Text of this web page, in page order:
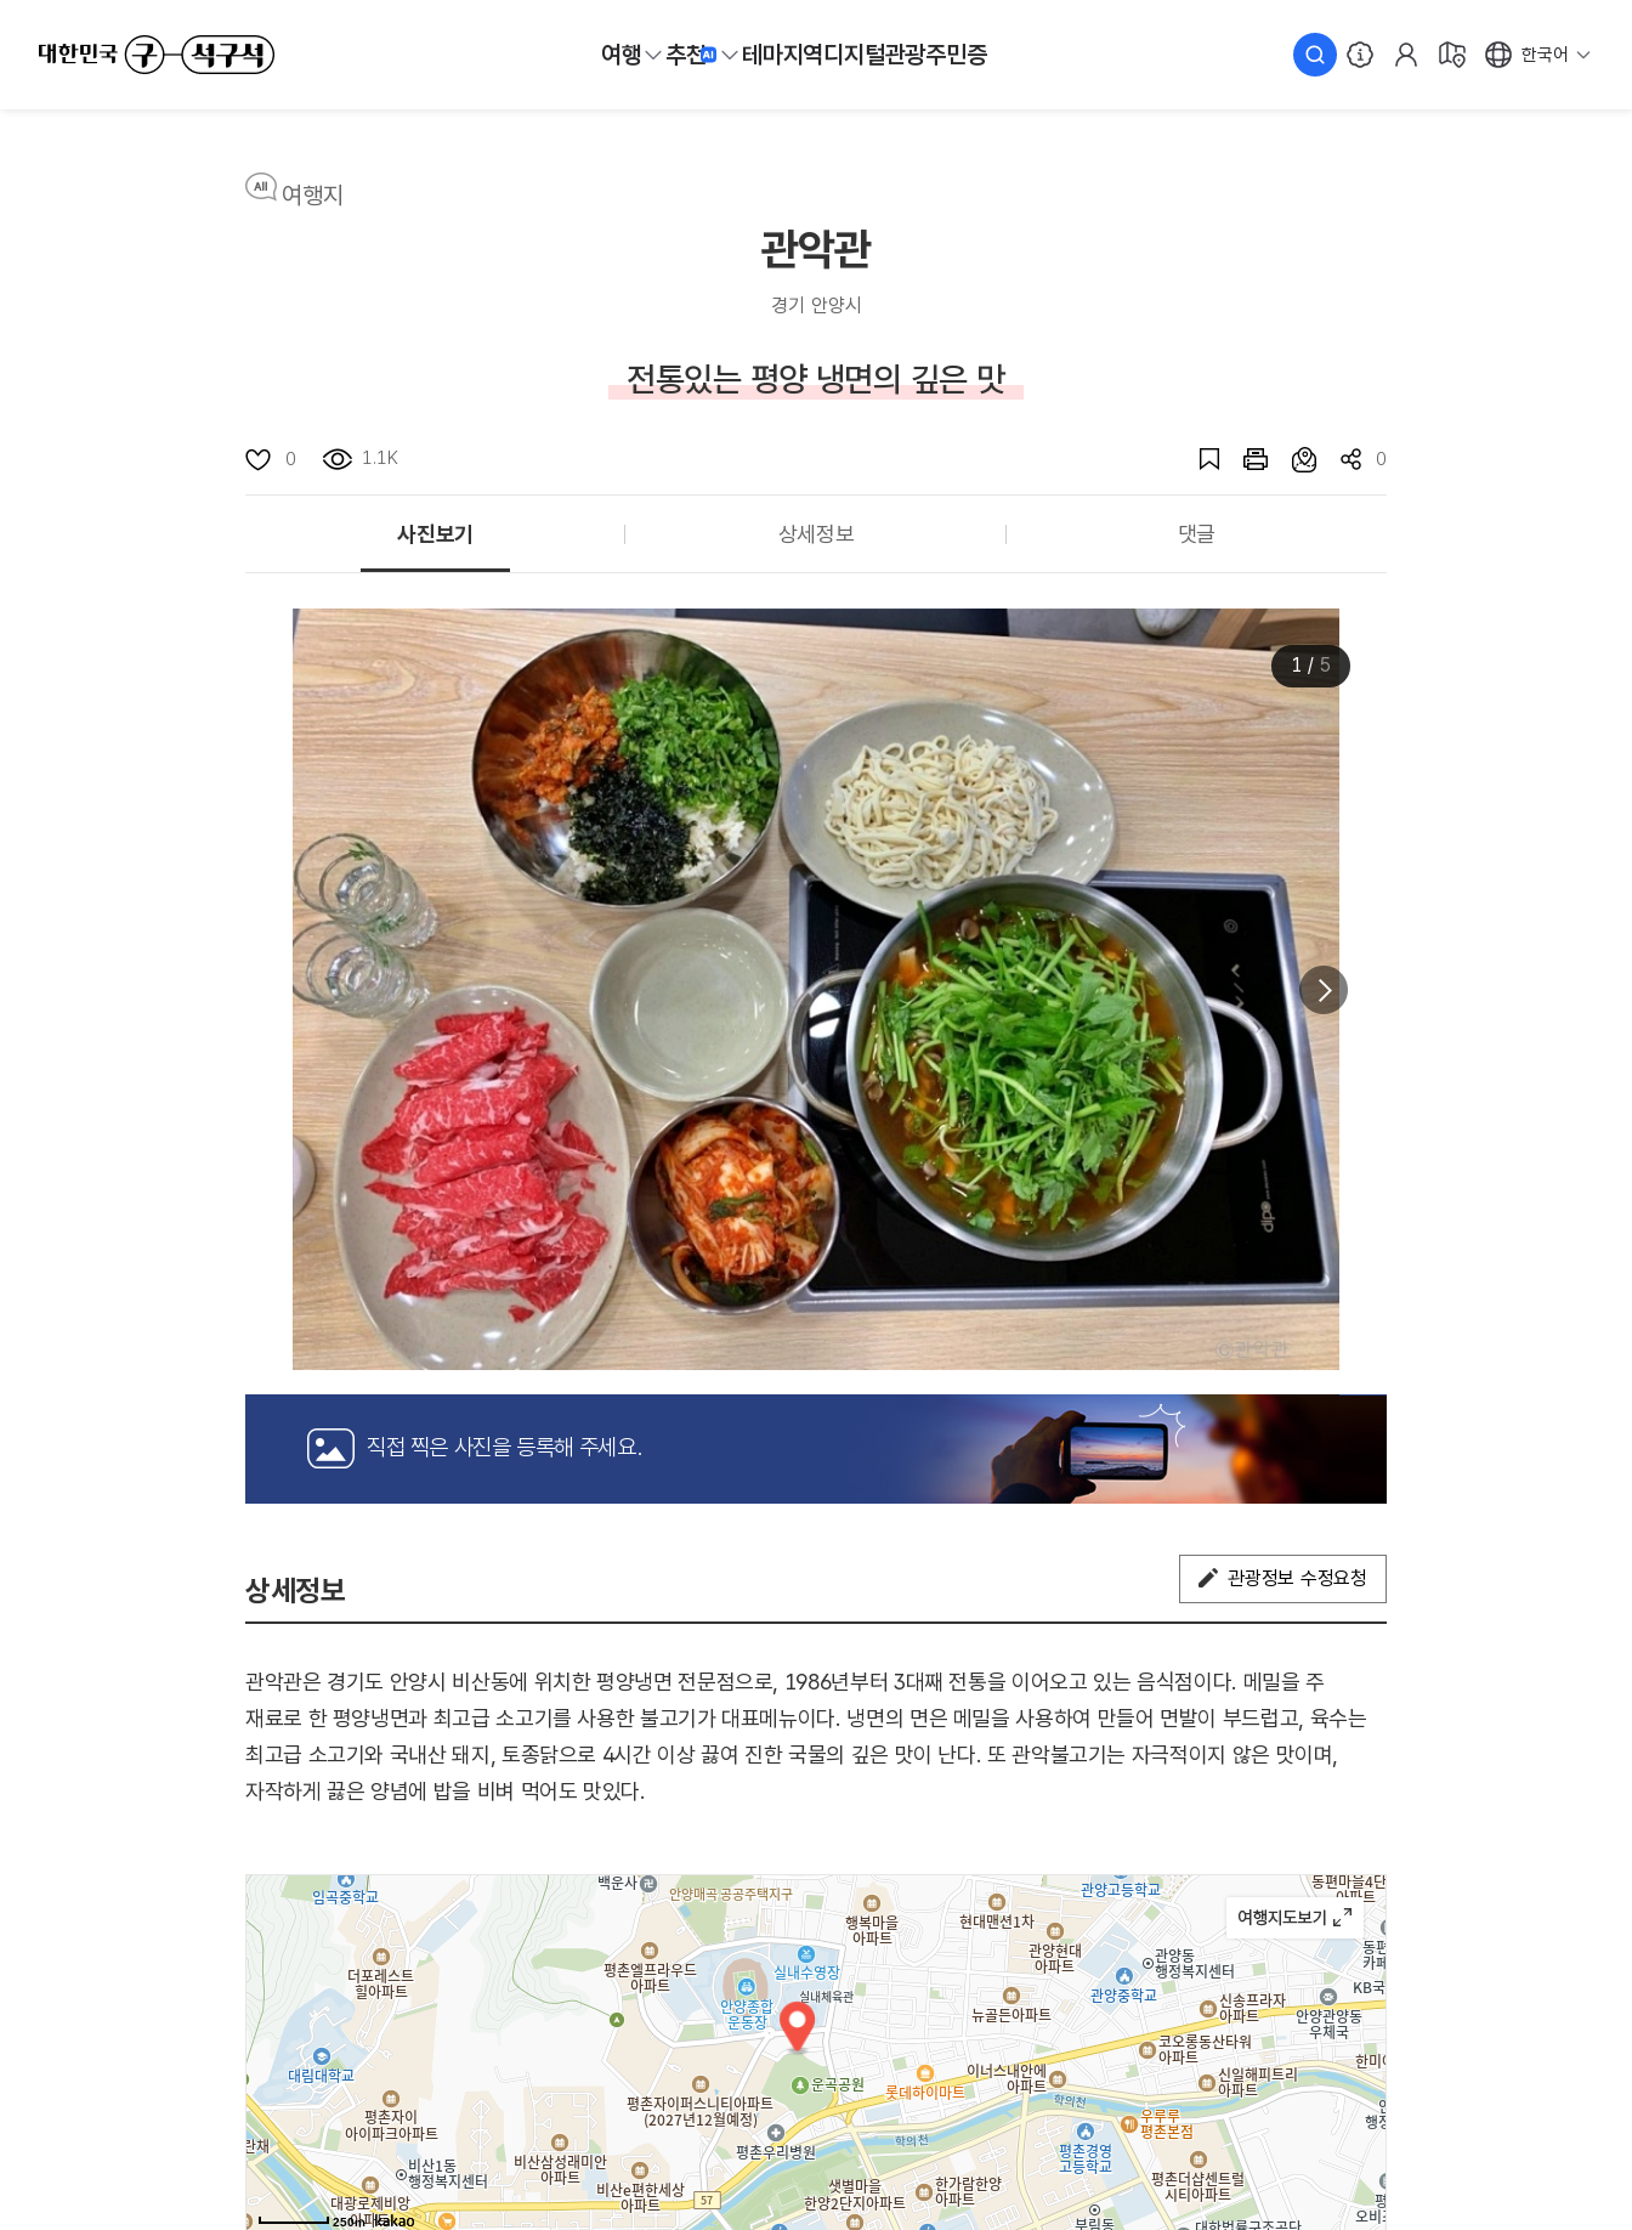
여행 추천 테마지역디지털관광주민증 한국어
여행지
관악관
경기 안양시
전통있는 평양 냉면의 깊은 맛
0 1.1K 0
사진보기 상세정보 댓글
1 / 5
직접 찍은 사진을 등록해 주세요.
상세정보 관광정보 수정요청
관악관은 경기도 안양시 비산동에 위치한 평양냉면 전문점으로, 1986년부터 3대째 전통을 이어오고 있는 음식점이다. 메밀을 주
재료로 한 평양냉면과 최고급 소고기를 사용한 불고기가 대표메뉴이다. 냉면의 면은 메밀을 사용하여 만들어 면발이 부드럽고, 육수는
최고급 소고기와 국내산 돼지, 토종닭으로 4시간 이상 끓여 진한 국물의 깊은 맛이 난다. 또 관악불고기는 자극적이지 않은 맛이며,
자작하게 끓은 양념에 밥을 비벼 먹어도 맛있다.
250m